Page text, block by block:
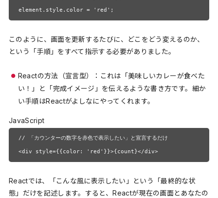
element.style.color = 'red';
このように、画面を更新するたびに、どこをどう変えるのか、
という「手順」をすべて指示する必要がありました。
Reactの方法（宣言型）：これは「美味しいカレーが食べた
い！」と「完成イメージ」を伝えるような書き方です。細か
い手順はReactがよしなにやってくれます。
JavaScript
// 「カウンターの数字を赤色で表示したい」と宣言するだけ
<div style={{color: 'red'}}>{count}</div>
Reactでは、「こんな風に表示したい」という「最終的な状
態」だけを記述します。すると、Reactが現在の画面とあなたの